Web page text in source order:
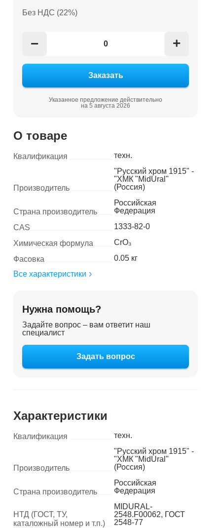
Без НДС (22%)
− +
Указанное предложение действительно
на 5 августа 2026
О товаре
Квалификация техн.
Производитель
"Русский хром 1915" -
"ХМК "MidUral"
(Россия)
Страна производитель
Российская
Федерация
CAS
1333-82-0
Химическая формула
CrO₃
Фасовка
0.05 кг
Все характеристики
Нужна помощь?
Задайте вопрос – вам ответит наш
специалист
Задать вопрос
Характеристики
Квалификация техн.
Производитель
"Русский хром 1915" -
"ХМК "MidUral"
(Россия)
Страна производитель
Российская
Федерация
НТД (ГОСТ, ТУ,
каталожный номер и т.п.)
MIDURAL-
2548.F00062, ГОСТ
2548-77